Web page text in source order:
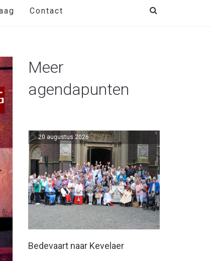
Contact
Meer
agendapunten
Bedevaart naar Kevelaer
20 augustus 2026